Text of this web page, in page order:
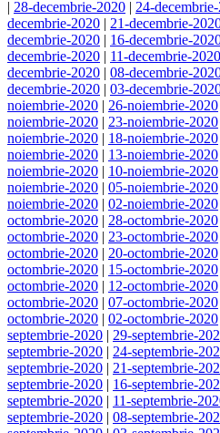
| 28-decembrie-2020 | 24-
decembrie-2020 | 21-decembrie-
decembrie-2020 | 16-decembrie-
decembrie-2020 | 11-decembrie-2020
decembrie-2020 | 08-decembrie-
decembrie-2020 | 03-decembrie-
noiembrie-2020 | 26-noiembrie-2020
noiembrie-2020 | 23-noiembrie-2020
noiembrie-2020 | 18-noiembrie-2020
noiembrie-2020 | 13-noiembrie-2020
noiembrie-2020 | 10-noiembrie-2020
noiembrie-2020 | 05-noiembrie-2020
noiembrie-2020 | 02-noiembrie-2020
octombrie-2020 | 28-octombrie-2020
octombrie-2020 | 23-octombrie-2020
octombrie-2020 | 20-octombrie-2020
octombrie-2020 | 15-octombrie-2020
octombrie-2020 | 12-octombrie-2020
octombrie-2020 | 07-octombrie-2020
octombrie-2020 | 02-octombrie-2020
septembrie-2020 | 29-septembrie-
septembrie-2020 | 24-septembrie-
septembrie-2020 | 21-septembrie-
septembrie-2020 | 16-septembrie-
septembrie-2020 | 11-septembrie-
septembrie-2020 | 08-septembrie-